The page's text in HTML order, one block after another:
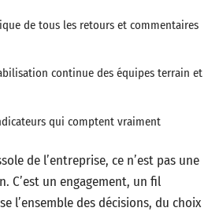
de tous les retours et commentaires
continue des équipes terrain et
qui comptent vraiment
de l’entreprise, ce n’est pas une
C’est un engagement, un fil
l’ensemble des décisions, du choix